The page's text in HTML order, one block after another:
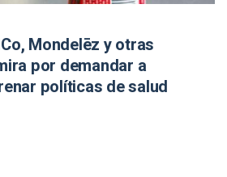
Mondelēz y otras
por demandar a
políticas de salud